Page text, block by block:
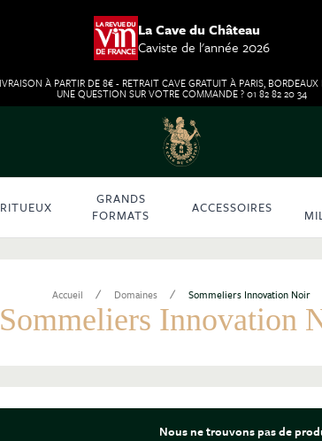
La Cave du Château
Caviste de l'année 2026
À PARTIR DE 8€ - RETRAIT CAVE GRATUIT À PARIS, BORDEAUX
UNE QUESTION SUR VOTRE COMMANDE ? 01 82 82 20 34
GRANDS
FORMATS
ACCESSOIRES
Accueil / Domaines / Sommeliers Innovation Noir
Sommeliers Innovation
Nous ne trouvons pas de